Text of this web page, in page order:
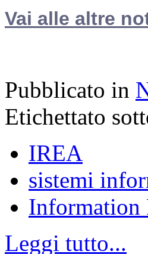
Vai alle altre
Pubblicato in
Etichettato
IREA
sistemi
Information
Leggi tutto...